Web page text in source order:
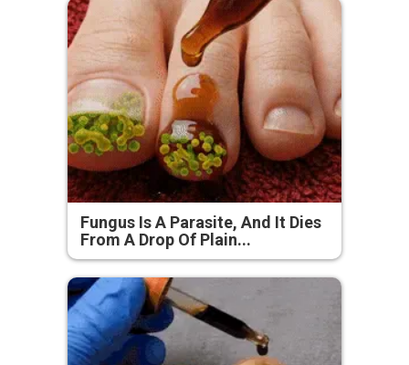
Fungus Is A Parasite, And It Dies
From A Drop Of Plain...